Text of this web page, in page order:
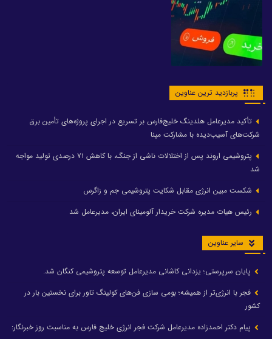
پربازدید ترین عناوین
تأکید مدیرعامل هلدینگ خلیج‌فارس بر تسریع در اجرای پروژه‌های تأمین برق
شرکت‌های آسیب‌دیده با مشارکت مپنا
پتروشیمی اروند پس از اختلالات ناشی از جنگ، با کاهش ۷۱ درصدی تولید مواجه
شد
شکست مبین انرژی مقابل شکایت پتروشیمی جم و زاگرس
رئیس هیات مدیره شرکت خریدار آلومینای ایران، مدیرعامل شد
سایر عناوین
پایان سرپرستی؛ یزدانی کاشانی مدیرعامل توسعه پتروشیمی کنگان شد.
فجر با انرژی‌تر از همیشه؛ بومی سازی فن‌های کولینگ تاور برای نخستین بار در
کشور
پیام دکتر احمدزاده مدیرعامل شرکت فجر انرژی خلیج فارس به مناسبت روز خبرنگار: